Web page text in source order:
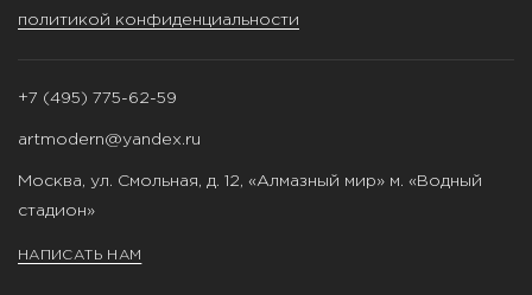
политикой конфиденциальности
+7 (495) 775-62-59
artmodern@yandex.ru
Москва, ул. Смольная, д. 12, «Алмазный мир» м. «Водный
стадион»
НАПИСАТЬ НАМ